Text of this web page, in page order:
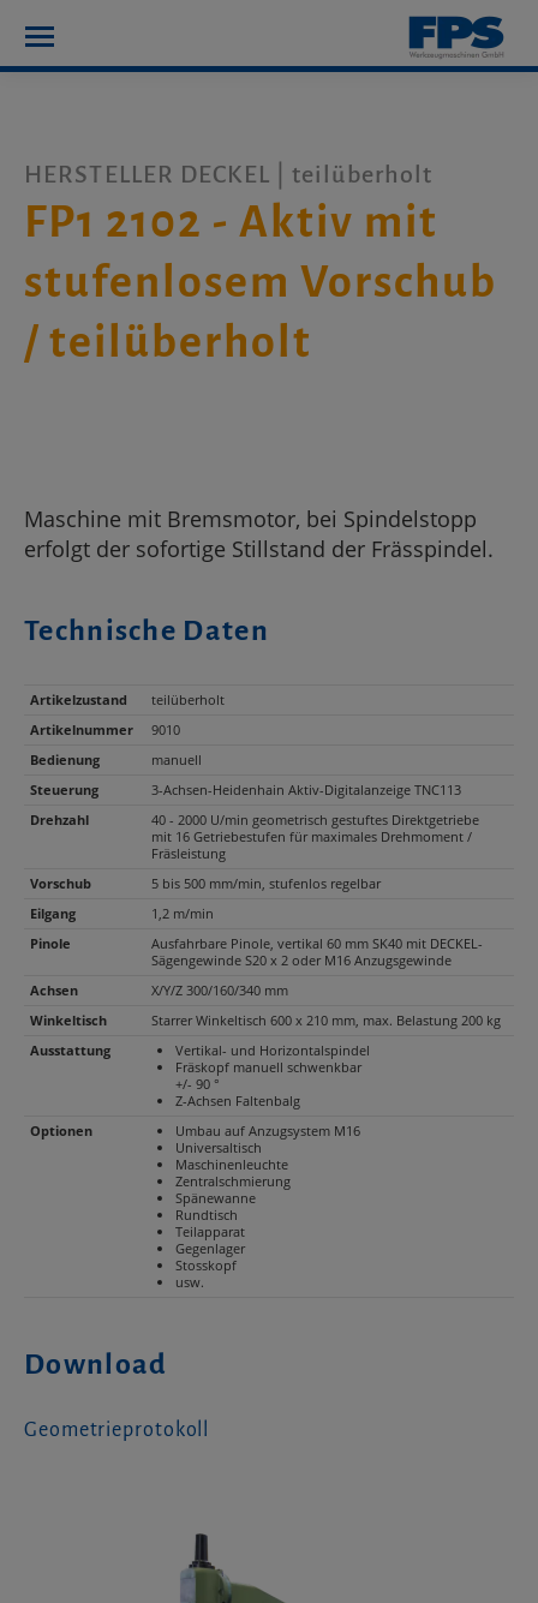
HERSTELLER DECKEL | teilüberholt
FP1 2102 - Aktiv mit
stufenlosem Vorschub
/ teilüberholt
Maschine mit Bremsmotor, bei Spindelstopp
erfolgt der sofortige Stillstand der Frässpindel.
Technische Daten
Artikelzustand
teilüberholt
Artikelnummer
9010
Bedienung
manuell
Steuerung
3-Achsen-Heidenhain Aktiv-Digitalanzeige TNC113
Drehzahl
40 - 2000 U/min geometrisch gestuftes Direktgetriebe
mit 16 Getriebestufen für maximales Drehmoment /
Fräsleistung
Vorschub
5 bis 500 mm/min, stufenlos regelbar
Eilgang
1,2 m/min
Pinole
Ausfahrbare Pinole, vertikal 60 mm SK40 mit DECKEL-
Sägengewinde S20 x 2 oder M16 Anzugsgewinde
Achsen
X/Y/Z 300/160/340 mm
Winkeltisch
Starrer Winkeltisch 600 x 210 mm, max. Belastung 200 kg
Ausstattung
Vertikal- und Horizontalspindel
Fräskopf manuell schwenkbar
+/- 90 °
Z-Achsen Faltenbalg
Optionen
Umbau auf Anzugsystem M16
Universaltisch
Maschinenleuchte
Zentralschmierung
Spänewanne
Rundtisch
Teilapparat
Gegenlager
Stosskopf
usw.
Download
Geometrieprotokoll